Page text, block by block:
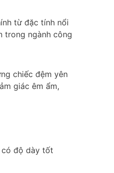
từ đặc tính nổi
trong ngành công
chiếc đệm yên
giác êm ẩm,
có độ dày tốt